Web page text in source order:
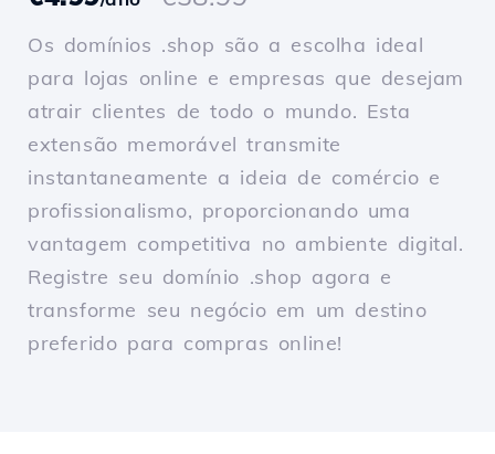
Os domínios .shop são a escolha ideal
para lojas online e empresas que desejam
atrair clientes de todo o mundo. Esta
extensão memorável transmite
instantaneamente a ideia de comércio e
profissionalismo, proporcionando uma
vantagem competitiva no ambiente digital.
Registre seu domínio .shop agora e
transforme seu negócio em um destino
preferido para compras online!